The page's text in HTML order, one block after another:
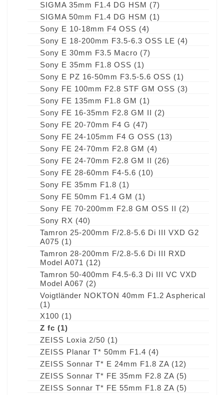
SIGMA 35mm F1.4 DG HSM (7)
SIGMA 50mm F1.4 DG HSM (1)
Sony E 10-18mm F4 OSS (4)
Sony E 18-200mm F3.5-6.3 OSS LE (4)
Sony E 30mm F3.5 Macro (7)
Sony E 35mm F1.8 OSS (1)
Sony E PZ 16-50mm F3.5-5.6 OSS (1)
Sony FE 100mm F2.8 STF GM OSS (3)
Sony FE 135mm F1.8 GM (1)
Sony FE 16-35mm F2.8 GM II (2)
Sony FE 20-70mm F4 G (47)
Sony FE 24-105mm F4 G OSS (13)
Sony FE 24-70mm F2.8 GM (4)
Sony FE 24-70mm F2.8 GM II (26)
Sony FE 28-60mm F4-5.6 (10)
Sony FE 35mm F1.8 (1)
Sony FE 50mm F1.4 GM (1)
Sony FE 70-200mm F2.8 GM OSS II (2)
Sony RX (40)
Tamron 25-200mm F/2.8-5.6 Di III VXD G2
A075 (1)
Tamron 28-200mm F/2.8-5.6 Di III RXD
Model A071 (12)
Tamron 50-400mm F4.5-6.3 Di III VC VXD
Model A067 (2)
Voigtländer NOKTON 40mm F1.2 Aspherical
(1)
X100 (1)
Z fc (1)
ZEISS Loxia 2/50 (1)
ZEISS Planar T* 50mm F1.4 (4)
ZEISS Sonnar T* E 24mm F1.8 ZA (12)
ZEISS Sonnar T* FE 35mm F2.8 ZA (5)
ZEISS Sonnar T* FE 55mm F1.8 ZA (5)